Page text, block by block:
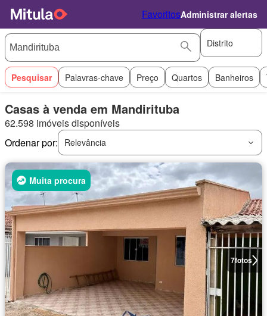
FavoritosAdministrar alertas
Distrito
Pesquisar Palavras-chave Preço Quartos Banheiros
Casas à venda em Mandirituba
62.598 imóveis disponíveis
Ordenar por:
Relevância
7fotos
Muita procura